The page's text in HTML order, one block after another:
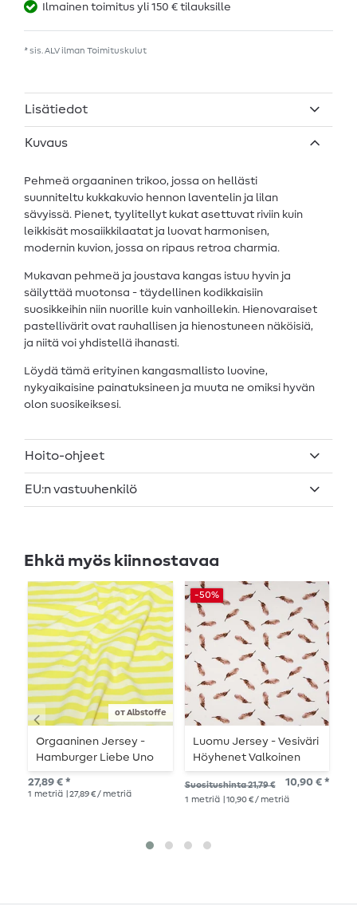
Ilmainen toimitus yli 150 € tilauksille
* sis. ALV ilman Toimituskulut
Lisätiedot
Kuvaus
Pehmeä orgaaninen trikoo, jossa on hellästi
suunniteltu kukkakuvio hennon laventelin ja lilan
sävyissä. Pienet, tyylitellyt kukat asettuvat riviin kuin
leikkisät mosaiikkilaatat ja luovat harmonisen,
modernin kuvion, jossa on ripaus retroa charmia.
Mukavan pehmeä ja joustava kangas istuu hyvin ja
säilyttää muotonsa - täydellinen kodikkaisiin
suosikkeihin niin nuorille kuin vanhoillekin. Hienovaraiset
pastellivärit ovat rauhallisen ja hienostuneen näköisiä,
ja niitä voi yhdistellä ihanasti.
Löydä tämä erityinen kangasmallisto luovine,
nykyaikaisine painatuksineen ja muuta ne omiksi hyvän
olon suosikeiksesi.
Hoito-ohjeet
EU:n vastuuhenkilö
Ehkä myös kiinnostavaa
от Albstoffe
Orgaaninen Jersey -
Hamburger Liebe Uno
Kesäraidat Ecru
Keltainen
27,89 € *
1 metriä | 27,89 € / metriä
-50%
Luomu Jersey - Vesiväri
Höyhenet Valkoinen
Ruskea
Suositushinta 21,79 € 10,90 € *
1 metriä | 10,90 € / metriä